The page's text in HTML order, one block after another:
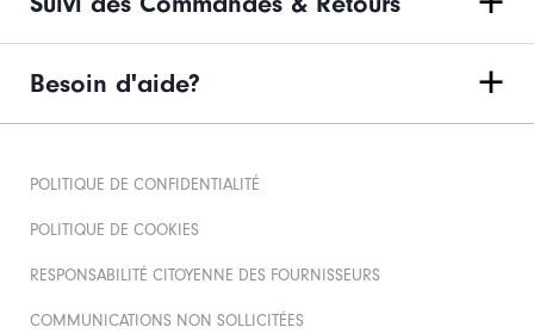
Besoin d'aide?
POLITIQUE DE CONFIDENTIALITÉ
POLITIQUE DE COOKIES
RESPONSABILITÉ CITOYENNE DES FOURNISSEURS
COMMUNICATIONS NON SOLLICITÉES